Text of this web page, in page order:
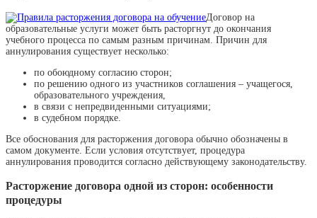
Договор на
образовательные услуги может быть расторгнут до окончания
учебного процесса по самым разным причинам. Причин для
аннулирования существует несколько:
по обоюдному согласию сторон;
по решению одного из участников соглашения – учащегося,
образовательного учреждения,
в связи с непредвиденными ситуациями;
в судебном порядке.
Все обоснования для расторжения договора обычно обозначены в
самом документе. Если условия отсутствует, процедура
аннулирования проводится согласно действующему законодательству.
Расторжение договора одной из сторон: особенности
процедуры